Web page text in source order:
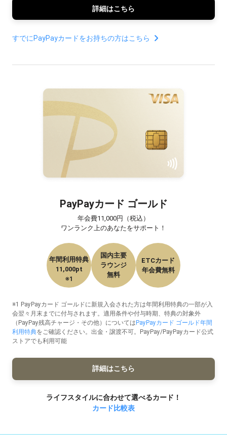
詳細はこちら
すでにPayPayカードをお持ちの方はこちら
PayPayカード ゴールド
年会費11,000円（税込）
ワンランク上のあなたをサポート！
年間利用特典
11,000pt
※1
国内主要
ラウンジ
無料
ETCカード
年会費無料
※1 PayPayカード ゴールドに新規入会された方は年間利用特典の一部が入
会翌々月末までに付与されます。適用条件や付与時期、特典の対象外
（PayPay残高チャージ・その他）についてはPayPayカード ゴールド年間
利用特典をご確認ください。出金・譲渡不可。PayPay/PayPayカード公式
ストアでも利用可能
詳細はこちら
ライフスタイルに合わせて選べるカード！
カード比較表